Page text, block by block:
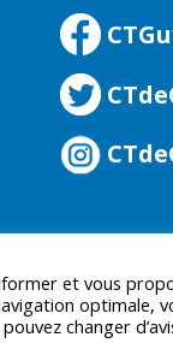
et vous
optimale,
changer